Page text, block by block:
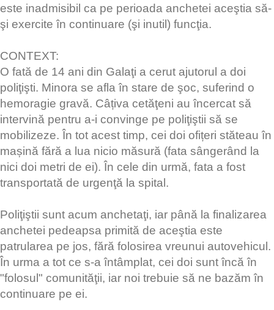
este inadmisibil ca pe perioada anchetei aceştia să-
şi exercite în continuare (şi inutil) funcţia.
CONTEXT:
O fată de 14 ani din Galaţi a cerut ajutorul a doi
poliţişti. Minora se afla în stare de şoc, suferind o
hemoragie gravă. Câțiva cetăţeni au încercat să
intervină pentru a-i convinge pe poliţiştii să se
mobilizeze. În tot acest timp, cei doi ofițeri stăteau în
mașină fără a lua nicio măsură (fata sângerând la
nici doi metri de ei). În cele din urmă, fata a fost
transportată de urgenţă la spital.
Poliţiştii sunt acum anchetaţi, iar până la finalizarea
anchetei pedeapsa primită de aceştia este
patrularea pe jos, fără folosirea vreunui autovehicul.
În urma a tot ce s-a întâmplat, cei doi sunt încă în
"folosul" comunităţii, iar noi trebuie să ne bazăm în
continuare pe ei.